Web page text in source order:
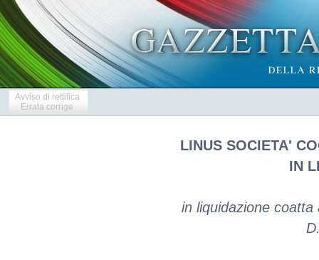
Avviso di rettifica
Errata corrige
LINUS SOCIETA'
IN
in liquidazione